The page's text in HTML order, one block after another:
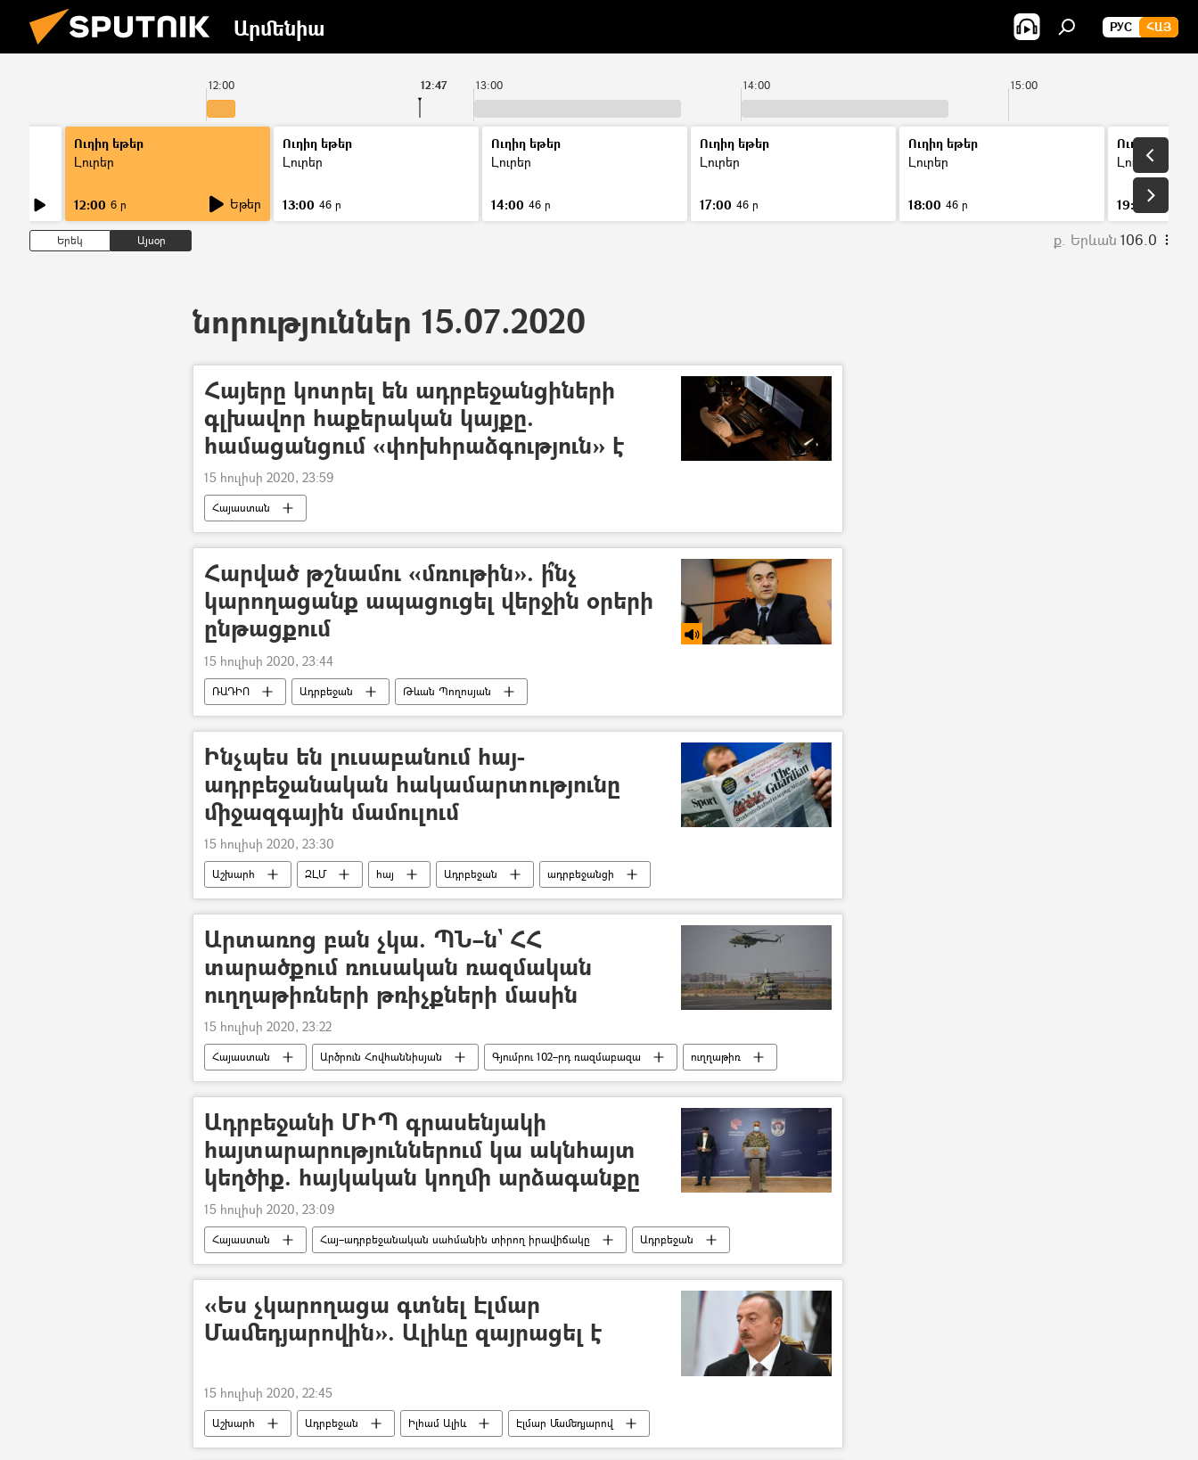
Արմենիա РУС ՀԱՅ
12:00 13:00 14:00 15:00
12:47
Ուղիղ եթեր
Լուրեր
12:00 6 ր Եթեր
Ուղիղ եթեր
Լուրեր
13:00 46 ր
Ուղիղ եթեր
Լուրեր
14:00 46 ր
Ուղիղ եթեր
Լուրեր
17:00 46 ր
Ուղիղ եթեր
Լուրեր
18:00 46 ր
Ուղիղ եթեր
Լուրեր
19:00
Երեկ Այսօր ք. Երևան 106.0
նորություններ 15.07.2020
Հայերը կոտրել են ադրբեջանցիների
գլխավոր հաքերական կայքը.
համացանցում «փոխհրաձգություն» է
15 հուլիսի 2020, 23:59
Հայաստան
Հարված թշնամու «մռութին». ի՞նչ
կարողացանք ապացուցել վերջին օրերի
ընթացքում
15 հուլիսի 2020, 23:44
ՌԱԴԻՈ Ադրբեջան Թևան Պողոսյան
Ինչպես են լուսաբանում հայ-
ադրբեջանական հակամարտությունը
միջազգային մամուլում
15 հուլիսի 2020, 23:30
Աշխարհ ԶԼՄ հայ Ադրբեջան
ադրբեջանցի
հայ-ադրբեջանական
Իսրայել Հնդկաստան Հունաստան Թուրքիա
Արտառոց բան չկա. ՊՆ–ն` ՀՀ
տարածքում ռուսական ռազմական
ուղղաթիռների թռիչքների մասին
15 հուլիսի 2020, 23:22
Հայաստան Արծրուն Հովհաննիսյան Գյումրու 102–րդ ռազմաբազա ուղղաթիռ
Ադրբեջանի ՄԻՊ գրասենյակի
հայտարարություններում կա ակնհայտ
կեղծիք. հայկական կողմի արձագանքը
15 հուլիսի 2020, 23:09
Հայաստան Հայ–ադրբեջանական սահմանին տիրող իրավիճակը
Ադրբեջան
Արծրուն Հովհաննիսյան
Արման Թաթոյան
«Ես չկարողացա գտնել Էլմար
Մամեդյարովին». Ալիևը զայրացել է
15 հուլիսի 2020, 22:45
Աշխարհ Ադրբեջան Իլհամ Ալիև Էլմար Մամեդյարով